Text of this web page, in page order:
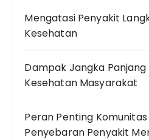
Mengatasi Penyakit
Kesehatan
Dampak Jangka Panjang
Kesehatan Masyarakat
Peran Penting
Penyebaran Penyakit